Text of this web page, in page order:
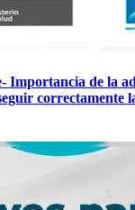
Importancia de la
correctamente